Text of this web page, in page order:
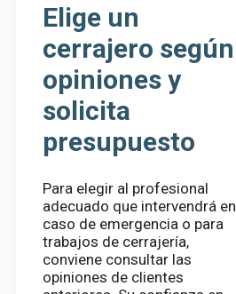
Elige un
cerrajero según
opiniones y
solicita
presupuesto
Para elegir al profesional
adecuado que intervendrá en
caso de emergencia o para
trabajos de cerrajería,
conviene consultar las
opiniones de clientes